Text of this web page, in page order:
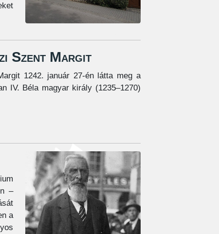
Szent Margit
1242. január 27-én látta meg a
IV. Béla magyar király (1235–1270)
–
a